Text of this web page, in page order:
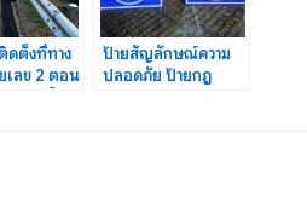
ดตั้งที่ทาง
เลข 2 ตอน
ป้ายสัญลักษณ์ความ
ปลอดภัย ป้ายกฎ